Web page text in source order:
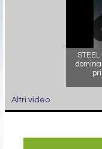
Altri video